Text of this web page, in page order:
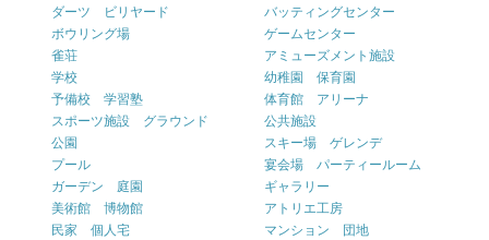
ダーツ ビリヤード
バッティングセンター
ボウリング場
ゲームセンター
雀荘
アミューズメント施設
学校
幼稚園 保育園
予備校 学習塾
体育館 アリーナ
スポーツ施設 グラウンド
公共施設
公園
スキー場 ゲレンデ
プール
宴会場 パーティールーム
ガーデン 庭園
ギャラリー
美術館 博物館
アトリエ工房
民家 個人宅
マンション 団地